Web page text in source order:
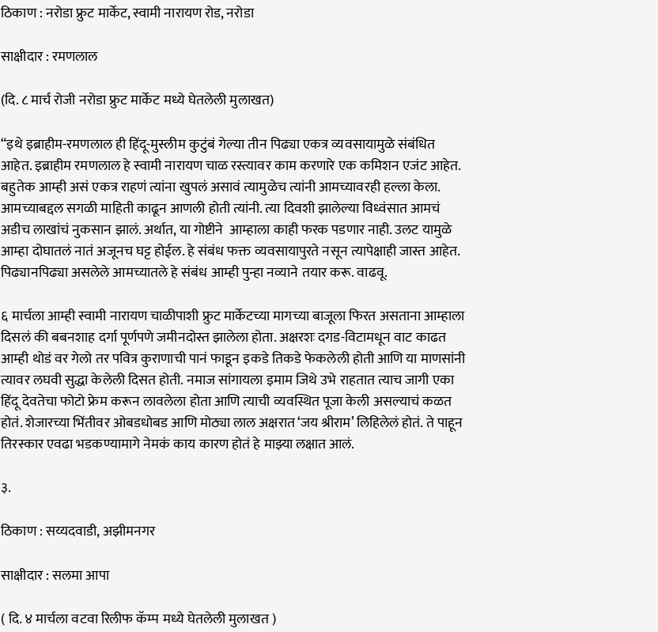
ठिकाण : नरोडा फ्रुट मार्केट, स्वामी नारायण रोड, नरोडा
साक्षीदार : रमणलाल
(दि. ८ मार्च रोजी नरोडा फ्रुट मार्केट मध्ये घेतलेली मुलाखत)
“इथे इब्राहीम-रमणलाल ही हिंदू-मुस्लीम कुटुंबं गेल्या तीन पिढ्या एकत्र व्यवसायामुळे संबंधित
आहेत. इब्राहीम रमणलाल हे स्वामी नारायण चाळ रस्त्यावर काम करणारे एक कमिशन एजंट आहेत.
बहुतेक आम्ही असं एकत्र राहणं त्यांना खुपलं असावं त्यामुळेच त्यांनी आमच्यावरही हल्ला केला.
आमच्याबद्दल सगळी माहिती काढून आणली होती त्यांनी. त्या दिवशी झालेल्या विध्वंसात आमचं
अडीच लाखांचं नुकसान झालं. अर्थात, या गोष्टीने आम्हाला काही फरक पडणार नाही. उलट यामुळे
आम्हा दोघातलं नातं अजूनच घट्ट होईल. हे संबंध फक्त व्यवसायापुरते नसून त्यापेक्षाही जास्त आहेत.
पिढ्यानपिढ्या असलेले आमच्यातले हे संबंध आम्ही पुन्हा नव्याने तयार करू. वाढवू.
६ मार्चला आम्ही स्वामी नारायण चाळीपाशी फ्रुट मार्केटच्या मागच्या बाजूला फिरत असताना आम्हाला
दिसलं की बबनशाह दर्गा पूर्णपणे जमीनदोस्त झालेला होता. अक्षरशः दगड-विटामधून वाट काढत
आम्ही थोडं वर गेलो तर पवित्र कुराणाची पानं फाडून इकडे तिकडे फेकलेली होती आणि या माणसांनी
त्यावर लघवी सुद्धा केलेली दिसत होती. नमाज सांगायला इमाम जिथे उभे राहतात त्याच जागी एका
हिंदू देवतेचा फोटो फ्रेम करून लावलेला होता आणि त्याची व्यवस्थित पूजा केली असल्याचं कळत
होतं. शेजारच्या भिंतीवर ओबडधोबड आणि मोठ्या लाल अक्षरात ‘जय श्रीराम’ लिहिलेलं होतं. ते पाहून
तिरस्कार एवढा भडकण्यामागे नेमकं काय कारण होतं हे माझ्या लक्षात आलं.
३.
ठिकाण : सय्यदवाडी, अझीमनगर
साक्षीदार : सलमा आपा
( दि. ४ मार्चला वटवा रिलीफ कॅम्प मध्ये घेतलेली मुलाखत )